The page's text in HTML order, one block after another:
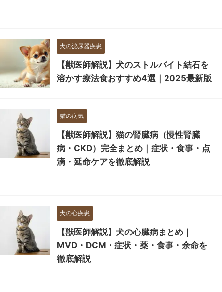
犬の泌尿器疾患
【獣医師解説】犬のストルバイト結石を
溶かす療法食おすすめ4選｜2025最新版
猫の病気
【獣医師解説】猫の腎臓病（慢性腎臓
病・CKD）完全まとめ｜症状・食事・点
滴・延命ケアを徹底解説
犬の心疾患
【獣医師解説】犬の心臓病まとめ｜
MVD・DCM・症状・薬・食事・余命を
徹底解説